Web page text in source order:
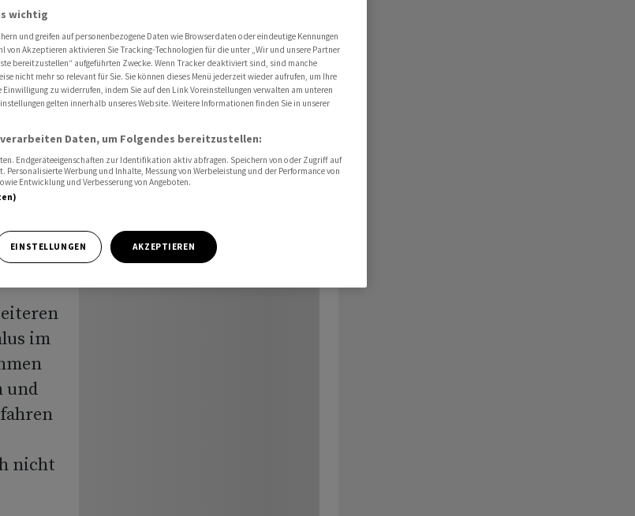
Chlus ein
im
und
nicht
wichtig
und greifen auf personenbezogene Daten wie Browserdaten oder eindeutige Kennungen
von Akzeptieren aktivieren Sie Tracking-Technologien für die unter „Wir und unsere Partner
bereitzustellen“ aufgeführten Zwecke. Wenn Tracker deaktiviert sind, sind manche
nicht mehr so relevant für Sie. Sie können dieses Menü jederzeit wieder aufrufen, um Ihre
zu widerrufen, indem Sie auf den Link Voreinstellungen verwalten am unteren
gelten innerhalb unseres Website. Weitere Informationen finden Sie in unserer
Daten, um Folgendes bereitzustellen:
Endgeräteeigenschaften zur Identifikation aktiv abfragen. Speichern von oder Zugriff auf
Personalisierte Werbung und Inhalte, Messung von Werbeleistung und der Performance von
Entwicklung und Verbesserung von Angeboten.
EINSTELLUNGEN AKZEPTIEREN